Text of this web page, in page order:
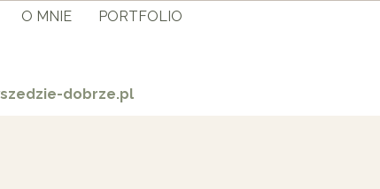
O MNIE PORTFOLIO
dobrze.pl